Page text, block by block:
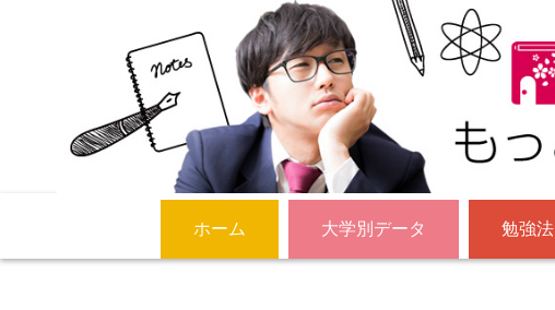
ホーム 大学別データ 勉強法